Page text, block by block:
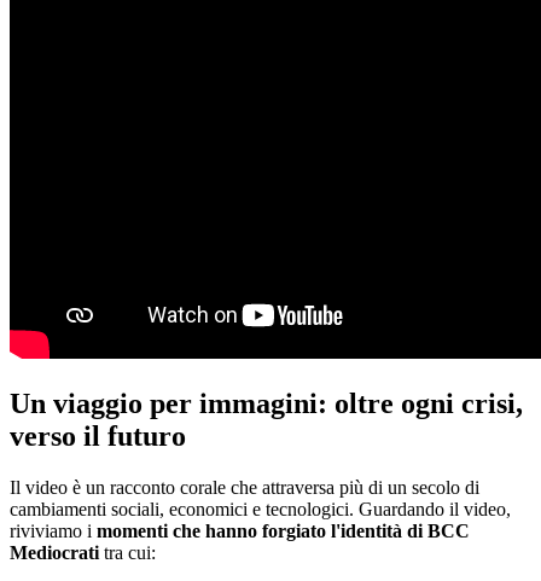
Un viaggio per immagini: oltre ogni crisi,
verso il futuro
Il video è un racconto corale che attraversa più di un secolo di
cambiamenti sociali, economici e tecnologici. Guardando il video,
riviviamo i momenti che hanno forgiato l'identità di BCC
Mediocrati tra cui: